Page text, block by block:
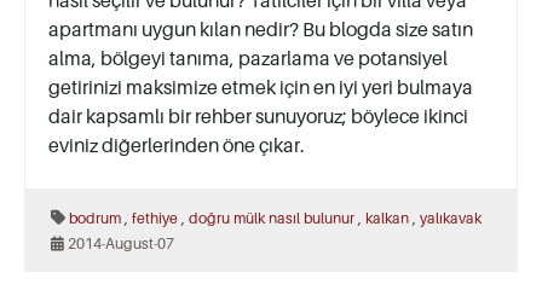
apartmanı uygun kılan nedir? Bu blogda size satın
alma, bölgeyi tanıma, pazarlama ve potansiyel
getirinizi maksimize etmek için en iyi yeri bulmaya
dair kapsamlı bir rehber sunuyoruz; böylece ikinci
eviniz diğerlerinden öne çıkar.
bodrum , fethiye , doğru mülk nasıl bulunur , kalkan , yalıkavak
2014-August-07